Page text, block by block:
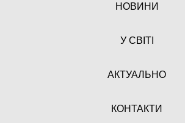
НОВИНИ
У СВІТІ
АКТУАЛЬНО
КОНТАКТИ